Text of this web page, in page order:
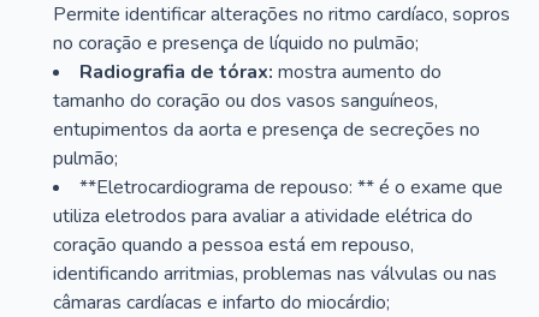
Permite identificar alterações no ritmo cardíaco, sopros
no coração e presença de líquido no pulmão;
Radiografia de tórax: mostra aumento do
tamanho do coração ou dos vasos sanguíneos,
entupimentos da aorta e presença de secreções no
pulmão;
**Eletrocardiograma de repouso: ** é o exame que
utiliza eletrodos para avaliar a atividade elétrica do
coração quando a pessoa está em repouso,
identificando arritmias, problemas nas válvulas ou nas
câmaras cardíacas e infarto do miocárdio;